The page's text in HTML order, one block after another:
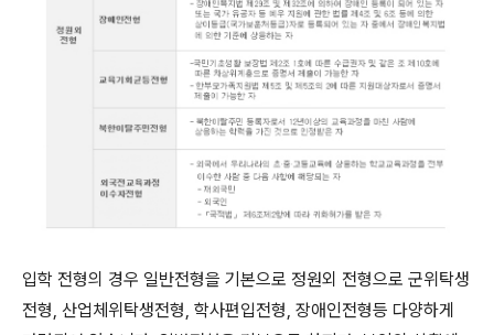
입학 전형의 경우 일반전형을 기본으로 정원외 전형으로 군위탁생
전형, 산업체위탁생전형, 학사편입전형, 장애인전형등 다양하게